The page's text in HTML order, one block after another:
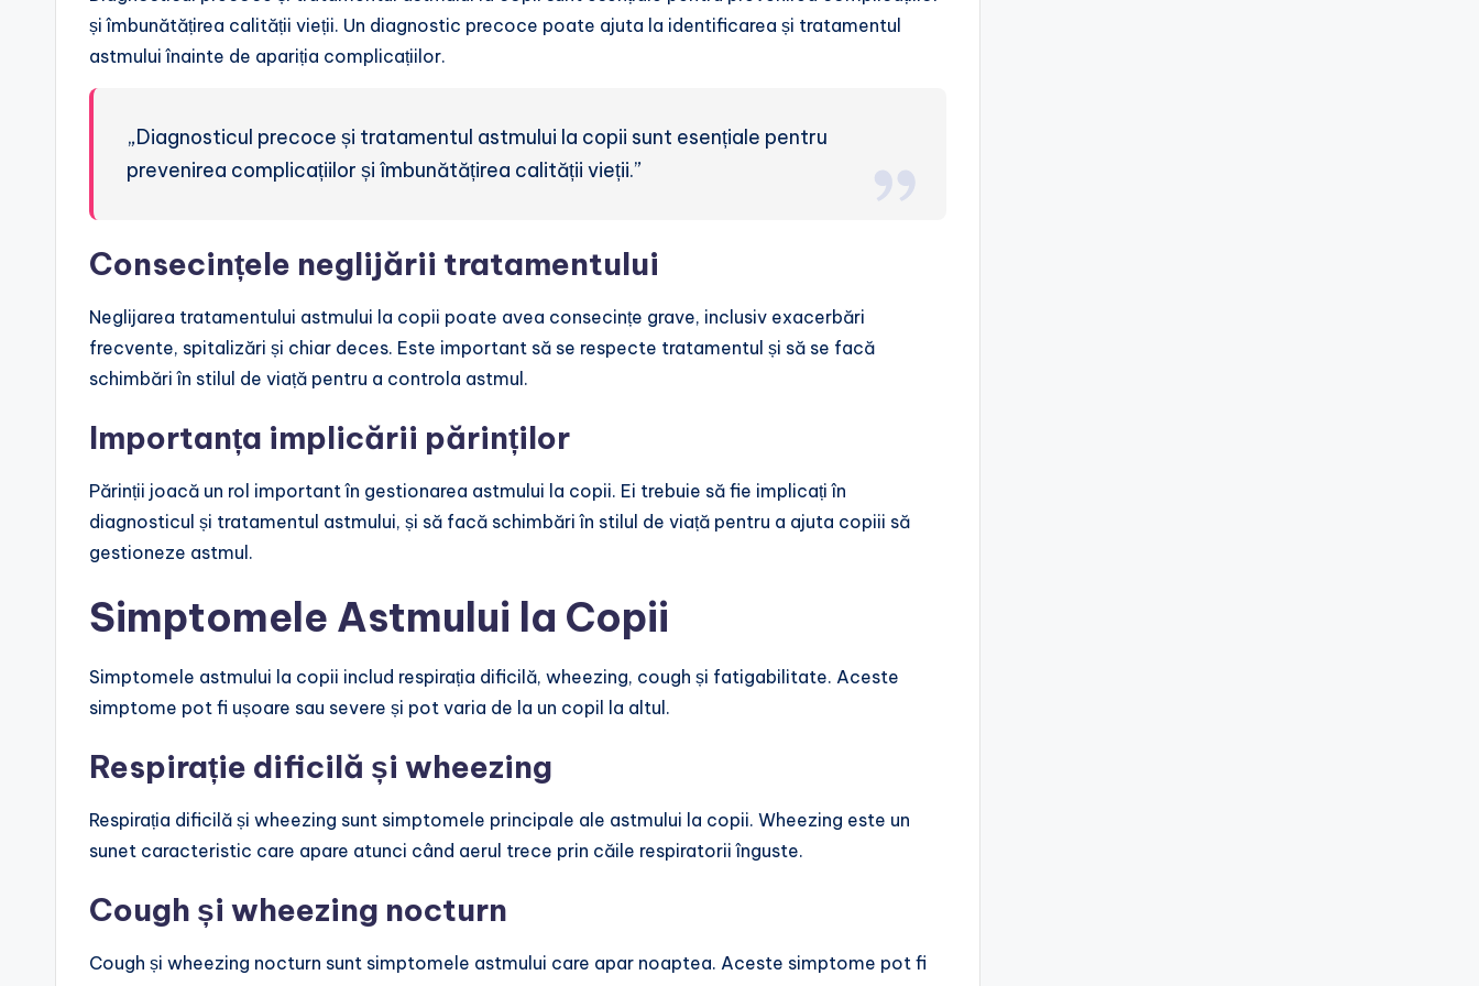
și îmbunătățirea calității vieții. Un diagnostic precoce poate ajuta la identificarea și tratamentul
astmului înainte de apariția complicațiilor.
„Diagnosticul precoce și tratamentul astmului la copii sunt esențiale pentru
prevenirea complicațiilor și îmbunătățirea calității vieții.”
Consecințele neglijării tratamentului
Neglijarea tratamentului astmului la copii poate avea consecințe grave, inclusiv exacerbări
frecvente, spitalizări și chiar deces. Este important să se respecte tratamentul și să se facă
schimbări în stilul de viață pentru a controla astmul.
Importanța implicării părinților
Părinții joacă un rol important în gestionarea astmului la copii. Ei trebuie să fie implicați în
diagnosticul și tratamentul astmului, și să facă schimbări în stilul de viață pentru a ajuta copiii să
gestioneze astmul.
Simptomele Astmului la Copii
Simptomele astmului la copii includ respirația dificilă, wheezing, cough și fatigabilitate. Aceste
simptome pot fi ușoare sau severe și pot varia de la un copil la altul.
Respirație dificilă și wheezing
Respirația dificilă și wheezing sunt simptomele principale ale astmului la copii. Wheezing este un
sunet caracteristic care apare atunci când aerul trece prin căile respiratorii înguste.
Cough și wheezing nocturn
Cough și wheezing nocturn sunt simptomele astmului care apar noaptea. Aceste simptome pot fi